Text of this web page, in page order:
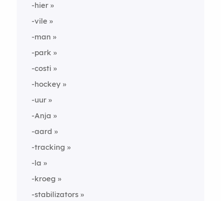
-hier
-vile
-man
-park
-costi
-hockey
-uur
-Anja
-aard
-tracking
-la
-kroeg
-stabilizators